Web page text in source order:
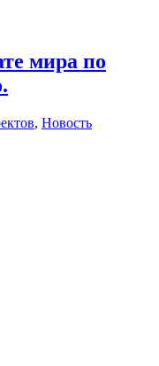
мира по
, Новость